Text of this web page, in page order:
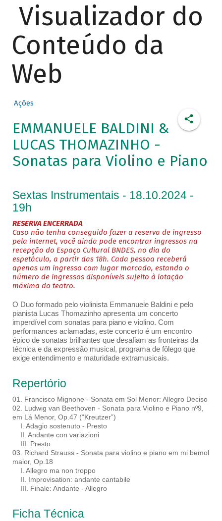
Visualizador do
Conteúdo da
Web
Ações
EMMANUELE BALDINI &
LUCAS THOMAZINHO -
Sonatas para Violino e Piano
Sextas Instrumentais - 18.10.2024 -
19h
RESERVA ENCERRADA
Caso não tenha conseguido fazer a reserva de ingresso
pela internet, você ainda pode encontrar ingressos na
recepção do Espaço Cultural BNDES, no dia do
espetáculo, a partir das 18h. Cada pessoa receberá
apenas um ingresso com lugar marcado, estando o
número de ingressos disponíveis sujeito à lotação
máxima do teatro.
O Duo formado pelo violinista Emmanuele Baldini e pelo
pianista Lucas Thomazinho apresenta um concerto
imperdível com sonatas para piano e violino. Com
performances aclamadas, este concerto é um encontro
épico de sonatas brilhantes que desafiam as fronteiras da
técnica e da expressão musical, programa de fôlego que
exige entendimento e maturidade extramusicais.
Repertório
01. Francisco Mignone - Sonata em Sol Menor: Allegro Deciso
02. Ludwig van Beethoven - Sonata para Violino e Piano nº9,
em Lá Menor, Op.47 (“Kreutzer”)
I. Adagio sostenuto - Presto
II. Andante con variazioni
III. Presto
03. Richard Strauss - Sonata para violino e piano em mi bemol
maior, Op.18
I. Allegro ma non troppo
II. Improvisation: andante cantabile
III. Finale: Andante - Allegro
Ficha Técnica